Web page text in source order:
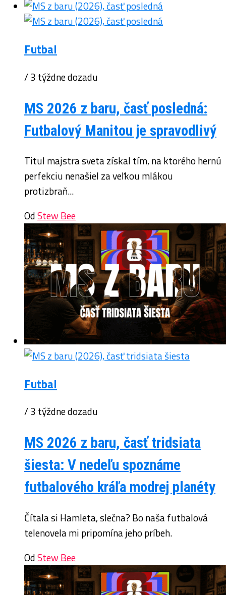
Futbal
/ 3 týždne dozadu
MS 2026 z baru, časť posledná:
Futbalový Manitou je spravodlivý
Titul majstra sveta získal tím, na ktorého hernú
perfekciu nenašiel za veľkou mlákou
protizbraň...
OdStew Bee
Futbal
/ 3 týždne dozadu
MS 2026 z baru, časť tridsiata
šiesta: V nedeľu spoznáme
futbalového kráľa modrej planéty
Čítala si Hamleta, slečna? Bo naša futbalová
telenovela mi pripomína jeho príbeh.
OdStew Bee